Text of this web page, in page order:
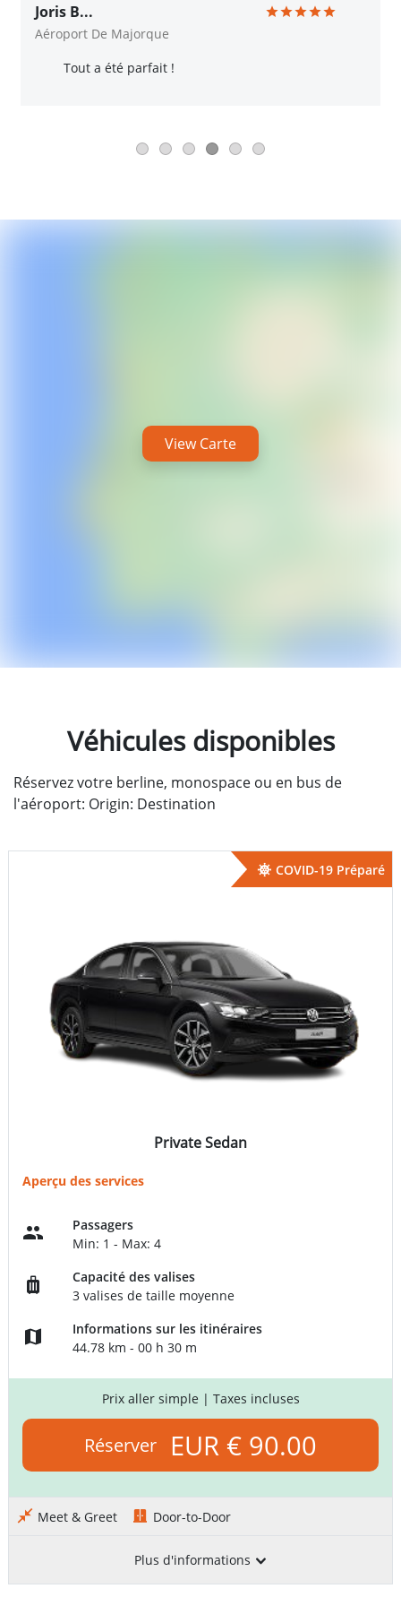
Joris B...
Aéroport De Majorque
Tout a été parfait !
View Carte
Véhicules disponibles
Réservez votre berline, monospace ou en bus de
l'aéroport: Origin: Destination
COVID-19 Préparé
Private Sedan
Aperçu des services
Passagers
Min: 1 - Max: 4
Capacité des valises
3 valises de taille moyenne
Informations sur les itinéraires
44.78 km - 00 h 30 m
Prix aller simple | Taxes incluses
Réserver EUR € 90.00
Meet & Greet Door-to-Door
Plus d'informations